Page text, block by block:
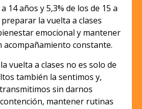
14 años y 5,3% de los de 15 a
la vuelta a clases
emocional y mantener
acompañamiento constante.
vuelta a clases no es solo de
también la sentimos y,
sin darnos
mantener rutinas